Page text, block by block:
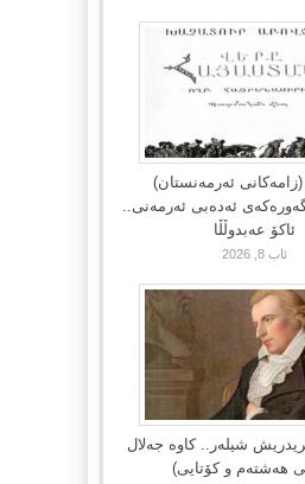
ئەرمەنستان)
ئه‌ده‌بی ئه‌رمه‌نی..
ئاكۆ عه‌بدوڵڵا
ئاب 8, 2026
شیلەر.. کاوە جەلال
هەشتەم و کۆتایی)